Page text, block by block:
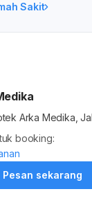
Sakit
Arka Medika,
Makassar,
booking:
Pesan sekarang